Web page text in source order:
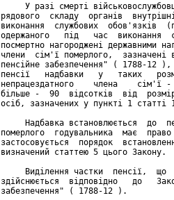
У разі смерті
рядового  складу  органів
виконання  службових  обов'язків
одержаного   під   час  виконання
посмертно нагороджені державними
члени  сім'ї померлого,  зазначені
пенсійне забезпечення" ( 1788-12 ),
пенсії   надбавки   у   таких
непрацездатного    члена
більше -  90  відсотків  від
осіб, зазначених у пункті 1 статті
Надбавка встановлюється  до
померлого  годувальника  має
застосовується  порядок
визначений статтею 5 цього Закону.
Виділення частки  пенсії,  що
здійснюється  відповідно   до
забезпечення" ( 1788-12 ).